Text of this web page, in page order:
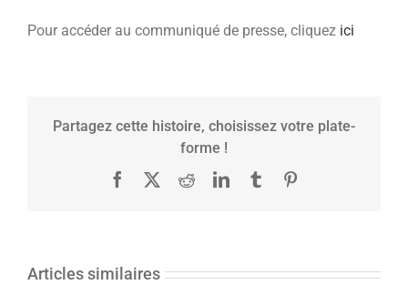
Pour accéder au communiqué de presse, cliquez ici
Partagez cette histoire, choisissez votre plate-
forme !
Facebook RedditLinkedInTumblr
Articles similaires